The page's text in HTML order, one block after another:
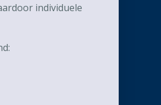
individuele